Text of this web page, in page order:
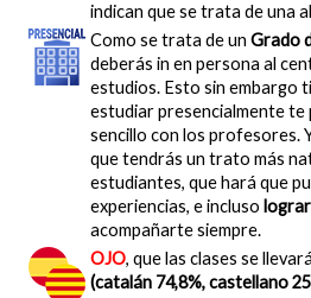
indican que se trata de una
Como se trata de un Grado
deberás in en persona al
estudios. Esto sin embargo
estudiar presencialmente
sencillo con los profesores.
que tendrás un trato más
estudiantes, que hará que
experiencias, e incluso
acompañarte siempre.
OJO, que las clases se
(catalán 74,8%, castellano